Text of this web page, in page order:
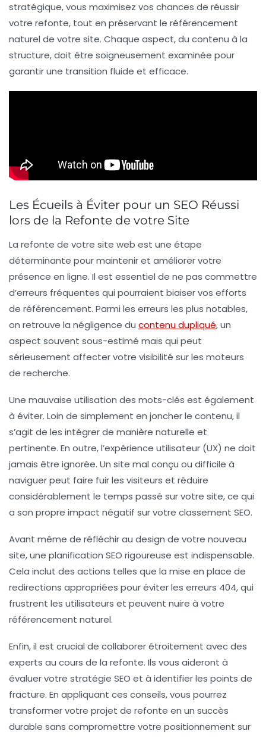
stratégique, vous maximisez vos chances de réussir
votre refonte, tout en préservant le référencement
naturel de votre site. Chaque aspect, du contenu à la
structure, doit être soigneusement examinée pour
garantir une transition fluide et efficace.
Les Écueils à Éviter pour un SEO Réussi
lors de la Refonte de votre Site
La refonte de votre site web est une étape
déterminante pour maintenir et améliorer votre
présence en ligne. Il est essentiel de ne pas commettre
d’erreurs fréquentes qui pourraient biaiser vos efforts
de référencement. Parmi les erreurs les plus notables,
on retrouve la négligence du contenu dupliqué, un
aspect souvent sous-estimé mais qui peut
sérieusement affecter votre visibilité sur les moteurs
de recherche.
Une mauvaise utilisation des mots-clés est également
à éviter. Loin de simplement en joncher le contenu, il
s’agit de les intégrer de manière naturelle et
pertinente. En outre, l’expérience utilisateur (UX) ne doit
jamais être ignorée. Un site mal conçu ou difficile à
naviguer peut faire fuir les visiteurs et réduire
considérablement le temps passé sur votre site, ce qui
a son propre impact négatif sur votre classement SEO.
Avant même de réfléchir au design de votre nouveau
site, une planification SEO rigoureuse est indispensable.
Cela inclut des actions telles que la mise en place de
redirections appropriées pour éviter les erreurs 404, qui
frustrent les utilisateurs et peuvent nuire à votre
référencement naturel.
Enfin, il est crucial de collaborer étroitement avec des
experts au cours de la refonte. Ils vous aideront à
évaluer votre stratégie SEO et à identifier les points de
fracture. En appliquant ces conseils, vous pourrez
transformer votre projet de refonte en un succès
durable sans compromettre votre positionnement sur